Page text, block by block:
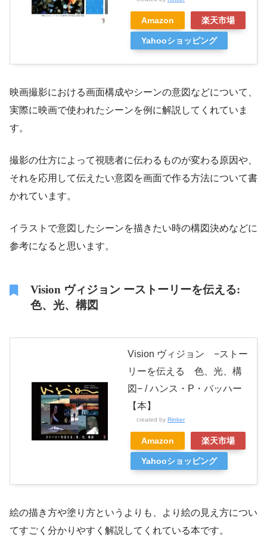
Amazon 楽天市場
Yahooショッピング
映画撮影における画面構成やシーンの意図などについて、
実際に映画で使われたシーンを例に解説してくれていま
す。
撮影の仕方によって視聴者に伝わるものが変わる原因や、
それを応用して伝えたい意図を画面で作る方法について書
かれています。
イラストで意図したシーンを描きたい時の構図決めなどに
参考になると思います。
Vision ヴィジョン ーストーリーを伝える:
色、光、構図
Vision ヴィジョン −ストー
リーを伝える 色、光、構
図− / ハンス・P・バッハー
【本】
created by Rinker
Amazon 楽天市場
Yahooショッピング
絵の描き方や塗り方というよりも、より絵の見え方につい
てすごく分かりやすく解説してくれている本です。